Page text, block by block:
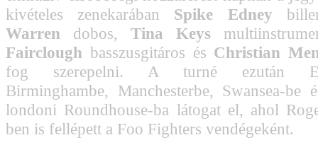
kivételes zenekarában Spike Edney
Warren dobos, Tina Keys
Fairclough basszusgitáros és Christian
fog szerepelni. A turné ezután
Birminghambe, Manchesterbe, Swansea-be
londoni Roundhouse-ba látogat el, ahol
ben is fellépett a Foo Fighters vendégeként.